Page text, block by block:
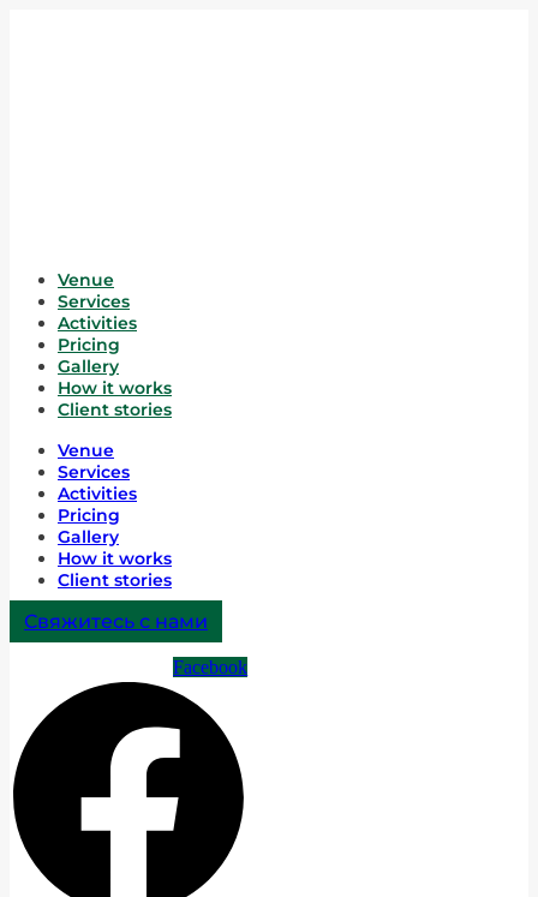
Venue
Services
Activities
Pricing
Gallery
How it works
Client stories
Venue
Services
Activities
Pricing
Gallery
How it works
Client stories
Свяжитесь с нами
Facebook